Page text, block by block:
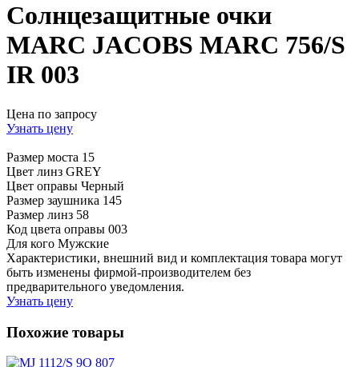
Солнцезащитные очки
MARC JACOBS MARC 756/S
IR 003
Цена по запросу
Узнать цену
Размер моста 15
Цвет линз GREY
Цвет оправы Черный
Размер заушника 145
Размер линз 58
Код цвета оправы 003
Для кого Мужские
Характеристики, внешний вид и комплектация товара могут
быть изменены фирмой-производителем без
предварительного уведомления.
Узнать цену
Похожие товары